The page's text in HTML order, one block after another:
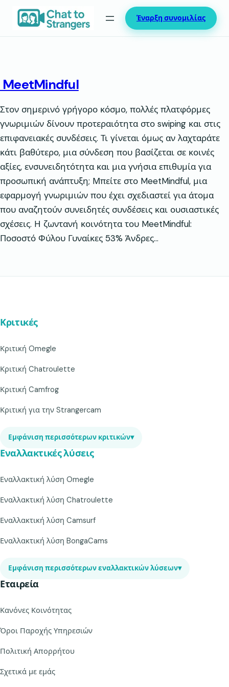
Μετάβαση
Έναρξη συνομιλίας
MeetMindful
Στον σημερινό γρήγορο κόσμο, πολλές πλατφόρμες
γνωριμιών δίνουν προτεραιότητα στο swiping και στις
επιφανειακές συνδέσεις. Τι γίνεται όμως αν λαχταράτε
κάτι βαθύτερο, μια σύνδεση που βασίζεται σε κοινές
αξίες, ενσυνειδητότητα και μια γνήσια επιθυμία για
προσωπική ανάπτυξη; Μπείτε στο MeetMindful, μια
εφαρμογή γνωριμιών που έχει σχεδιαστεί για άτομα
που αναζητούν συνειδητές συνδέσεις και ουσιαστικές
σχέσεις. Η ζωντανή κοινότητα του MeetMindful:
Ποσοστό Φύλου Γυναίκες 53% Άνδρες…
Κριτικές
Κριτική Omegle
Κριτική Chatroulette
Κριτική Camfrog
Κριτική για την Strangercam
Εμφάνιση περισσότερων κριτικών▾
Εναλλακτικές λύσεις
Εναλλακτική λύση Omegle
Εναλλακτική λύση Chatroulette
Εναλλακτική λύση Camsurf
Εναλλακτική λύση BongaCams
Εμφάνιση περισσότερων εναλλακτικών λύσεων▾
Εταιρεία
Κανόνες Κοινότητας
Όροι Παροχής Υπηρεσιών
Πολιτική Απορρήτου
Σχετικά με εμάς